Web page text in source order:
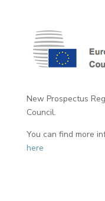
New Prospectus
Council.
You can find more
here